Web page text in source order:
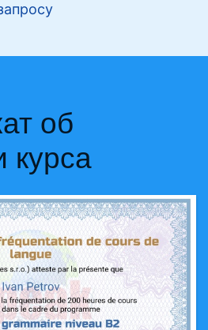
об
курса